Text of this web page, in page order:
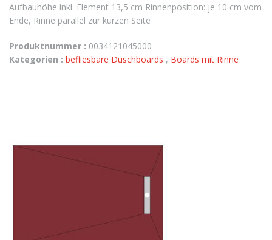
Aufbauhöhe inkl. Element 13,5 cm Rinnenposition: je 10 cm vom
Ende, Rinne parallel zur kurzen Seite
Produktnummer : 0034121045000
Kategorien : befliesbare Duschboards , Boards mit Rinne